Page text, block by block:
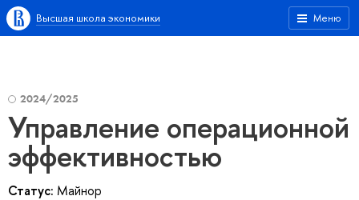
Меню
Высшая школа экономики
2024/2025
Управление операционной
эффективностью
Статус: Майнор